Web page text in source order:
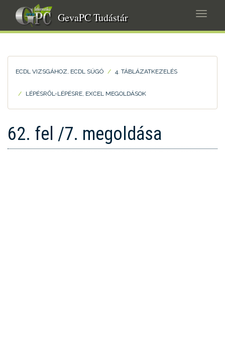
tartalomra
GevaPC Tudástár
ECDL VIZSGÁHOZ, ECDL SÚGÓ 4. TÁBLÁZATKEZELÉS
LÉPÉSRŐL-LÉPÉSRE, EXCEL MEGOLDÁSOK
62. fel /7. megoldása